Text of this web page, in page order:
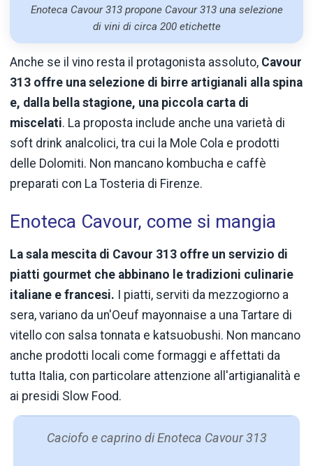
Enoteca Cavour 313 propone Cavour 313 una selezione
di vini di circa 200 etichette
Anche se il vino resta il protagonista assoluto, Cavour
313 offre una selezione di birre artigianali alla spina
e, dalla bella stagione, una piccola carta di
miscelati. La proposta include anche una varietà di
soft drink analcolici, tra cui la Mole Cola e prodotti
delle Dolomiti. Non mancano kombucha e caffè
preparati con La Tosteria di Firenze.
Enoteca Cavour, come si mangia
La sala mescita di Cavour 313 offre un servizio di
piatti gourmet che abbinano le tradizioni culinarie
italiane e francesi. I piatti, serviti da mezzogiorno a
sera, variano da un'Oeuf mayonnaise a una Tartare di
vitello con salsa tonnata e katsuobushi. Non mancano
anche prodotti locali come formaggi e affettati da
tutta Italia, con particolare attenzione all'artigianalità e
ai presidi Slow Food.
Caciofo e caprino di Enoteca Cavour 313